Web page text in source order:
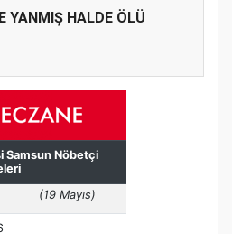
YANMIŞ HALDE ÖLÜ